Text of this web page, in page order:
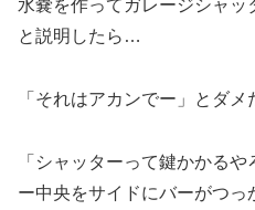
水嚢を作ってガレージシャッ
と説明したら…
「それはアカンでー」とダメ
「シャッターって鍵かかる
ー中央をサイドにバーがつ